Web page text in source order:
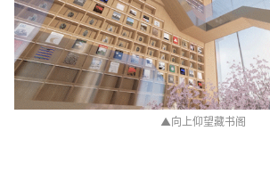
▲向上仰望藏书阁